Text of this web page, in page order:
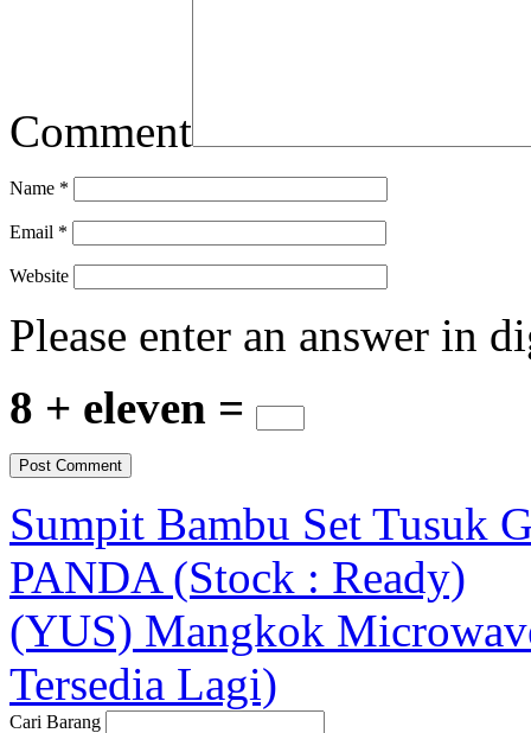
Comment
Name *
Email *
Website
Please enter an answer in
8 + eleven =
Sumpit Bambu Set Tusuk
PANDA (Stock : Ready)
(YUS) Mangkok
Tersedia Lagi)
Cari Barang